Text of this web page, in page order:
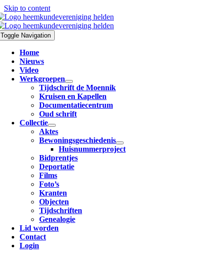
Skip to content
Toggle Navigation
Home
Nieuws
Video
Werkgroepen
Tijdschrift de Moennik
Kruisen en Kapellen
Documentatiecentrum
Oud schrift
Collectie
Aktes
Bewoningsgeschiedenis
Huisnummerproject
Bidprentjes
Deportatie
Films
Foto’s
Kranten
Objecten
Tijdschriften
Genealogie
Lid worden
Contact
Login